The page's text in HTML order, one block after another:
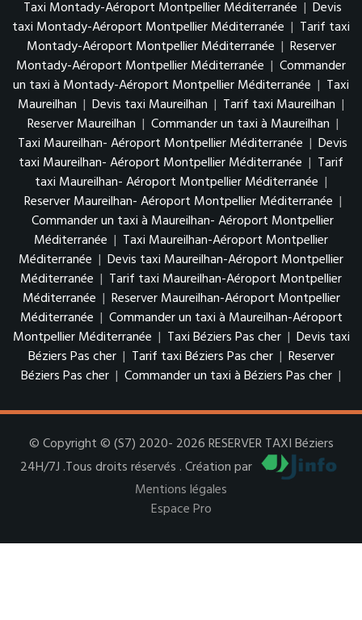
Taxi Montady-Aéroport Montpellier Méditerranée | Devis
taxi Montady-Aéroport Montpellier Méditerranée | Tarif taxi
Montady-Aéroport Montpellier Méditerranée | Reserver
Montady-Aéroport Montpellier Méditerranée | Commander
un taxi à Montady-Aéroport Montpellier Méditerranée | Taxi
Maureilhan | Devis taxi Maureilhan | Tarif taxi Maureilhan |
Reserver Maureilhan | Commander un taxi à Maureilhan |
Taxi Maureilhan- Aéroport Montpellier Méditerranée | Devis
taxi Maureilhan- Aéroport Montpellier Méditerranée | Tarif
taxi Maureilhan- Aéroport Montpellier Méditerranée |
Reserver Maureilhan- Aéroport Montpellier Méditerranée |
Commander un taxi à Maureilhan- Aéroport Montpellier
Méditerranée | Taxi Maureilhan-Aéroport Montpellier
Méditerranée | Devis taxi Maureilhan-Aéroport Montpellier
Méditerranée | Tarif taxi Maureilhan-Aéroport Montpellier
Méditerranée | Reserver Maureilhan-Aéroport Montpellier
Méditerranée | Commander un taxi à Maureilhan-Aéroport
Montpellier Méditerranée | Taxi Béziers Pas cher | Devis taxi
Béziers Pas cher | Tarif taxi Béziers Pas cher | Reserver
Béziers Pas cher | Commander un taxi à Béziers Pas cher |
© Copyright © (S7) 2020- 2026 RESERVER TAXI Béziers
24H/7J .Tous droits réservés . Création par
Mentions légales
Espace Pro